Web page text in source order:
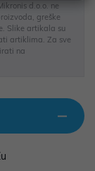
d.o.o. ne
greške
Slike artikala su
artiklima. Za sve
na